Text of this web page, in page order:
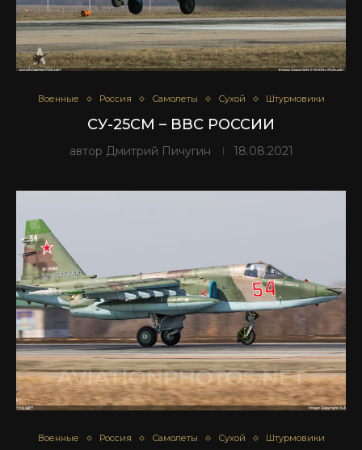
Военные Россия Самолеты Сухой Штурмовики
СУ-25СМ – ВВС РОССИИ
автор Дмитрий Пичугин 18.08.2021
Военные Россия Самолеты Сухой Штурмовики